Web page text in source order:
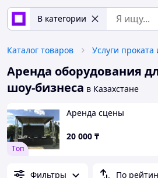
В категории
Каталог товаров Услуги
Аренда оборудования
шоу-бизнеса в Казахстане
Tоп
Аренда сцены
20 000 ₸
Фильтры По